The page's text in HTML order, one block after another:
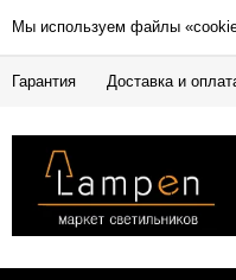
Мы используем файлы
Гарантия Доставка и